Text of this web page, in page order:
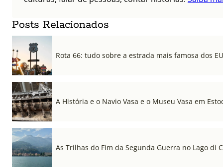
Posts Relacionados
Rota 66: tudo sobre a estrada mais famosa dos
A História e o Navio Vasa e o Museu Vasa em
As Trilhas do Fim da Segunda Guerra no Lago di